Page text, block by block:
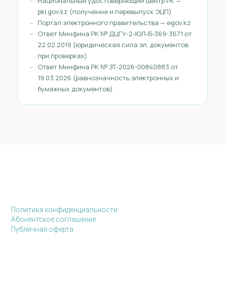
pki.gov.kz (получение и перевыпуск ЭЦП)
Портал электронного правительства — egov.kz
Ответ Минфина РК № ДЦГУ-2-ЮЛ-Б-369-3671 от
22.02.2019 (юридическая сила эл. документов
при проверках)
Ответ Минфина РК № ЗТ-2026-00840883 от
19.03.2026 (равнозначность электронных и
бумажных документов)
Политика конфиденциальности
Абонентское соглашение
Публичная оферта